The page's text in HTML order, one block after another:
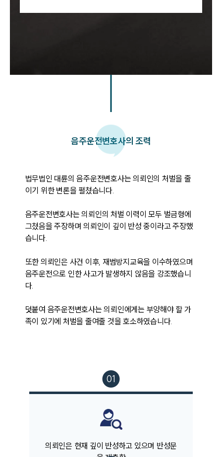
팀소개
대륜의 강점
오시는 길
고객의 소리
통합검색
음주운전변호사의 조력
법무법인 대륜의 음주운전변호사는 의뢰인의 처벌을 줄
이기 위한 변론을 펼쳤습니다.
음주운전변호사는 의뢰인의 처벌 이력이 모두 벌금형에
그쳤음을 주장하며 의뢰인이 깊이 반성 중이라고 주장했
습니다.
또한 의뢰인은 사건 이후, 재범방지교육을 이수하였으며
음주운전으로 인한 사고가 발생하지 않음을 강조했습니
다.
덧붙여 음주운전변호사는 의뢰인에게는 부양해야 할 가
족이 있기에 처벌을 줄여줄 것을 호소하였습니다.
의뢰인은 현재 깊이 반성하고 있으며 반성문